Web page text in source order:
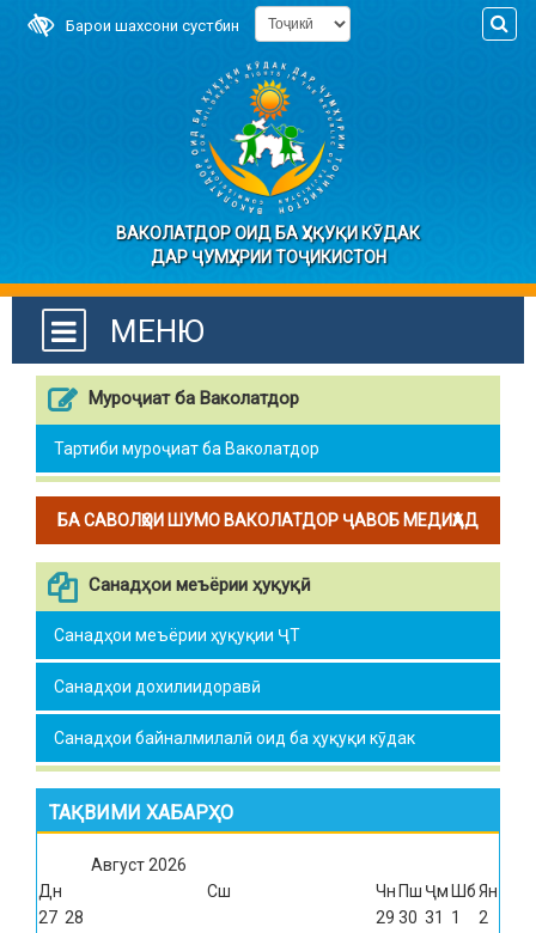
Барои шахсони сустбин
ВАКОЛАТДОР ОИД БА ҲУҚУҚИ КӮДАК
ДАР ҶУМҲУРИИ ТОҶИКИСТОН
МЕНЮ
Муроҷиат ба Ваколатдор
Тартиби муроҷиат ба Ваколатдор
БА САВОЛҲОИ ШУМО ВАКОЛАТДОР ҶАВОБ МЕДИҲАД
Санадҳои меъёрии ҳуқуқӣ
Санадҳои меъёрии ҳуқуқии ҶТ
Санадҳои дохилиидоравӣ
Санадҳои байналмилалӣ оид ба ҳуқуқи кӯдак
ТАҚВИМИ ХАБАРҲО
Август2026
Дн
Сш Чн Пш Ҷм ШбЯн
27 28 29 30 31 1 2